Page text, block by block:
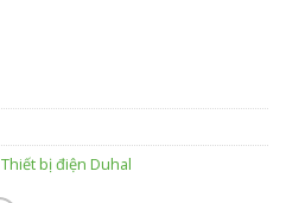
Thiết bị điện Duhal